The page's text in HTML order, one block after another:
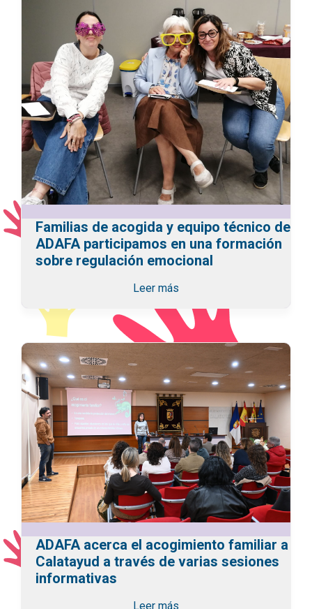
Familias de acogida y equipo técnico de
ADAFA participamos en una formación
sobre regulación emocional
Leer más
ADAFA acerca el acogimiento familiar a
Calatayud a través de varias sesiones
informativas
Leer más